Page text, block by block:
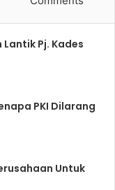
Pj. Kades
PKI Dilarang
Untuk